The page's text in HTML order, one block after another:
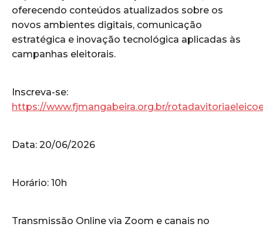
oferecendo conteúdos atualizados sobre os
novos ambientes digitais, comunicação
estratégica e inovação tecnológica aplicadas às
campanhas eleitorais.
Inscreva-se:
https://www.fjmangabeira.org.br/
Data: 20/06/2026
Horário: 10h
Transmissão Online via Zoom e canais no